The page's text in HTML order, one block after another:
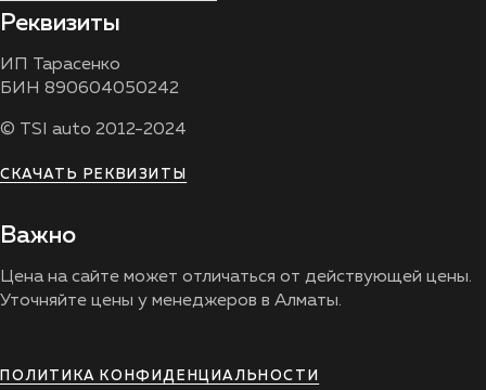
Реквизиты
ИП Тарасенко
БИН 890604050242
© TSI auto 2012-2024
СКАЧАТЬ РЕКВИЗИТЫ
Важно
Цена на сайте может отличаться от действующей цены.
Уточняйте цены у менеджеров в Алматы.
ПОЛИТИКА КОНФИДЕНЦИАЛЬНОСТИ